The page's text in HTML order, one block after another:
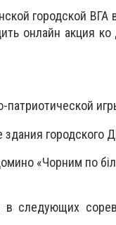
городской ВГА
онлайн акция
городского
«Чорним по
следующих